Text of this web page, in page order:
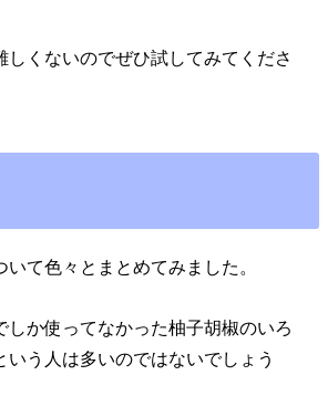
しくないのでぜひ試してみてくださ
て色々とまとめてみました。
しか使ってなかった柚子胡椒のいろ
いう人は多いのではないでしょう